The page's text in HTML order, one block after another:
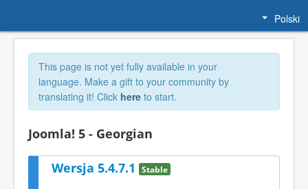
Polski
This page is not yet fully available in your
language. Make a gift to your community by
translating it! Click here to start.
Joomla! 5 - Georgian
Wersja 5.4.7.1 Stable